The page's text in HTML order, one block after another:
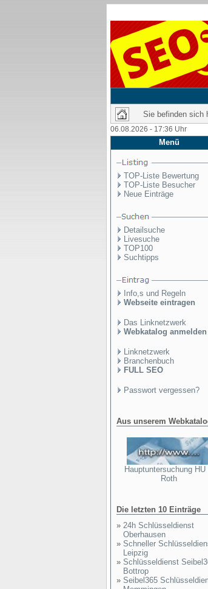
Sie befinden sich
06.08.2026 - 17:36 Uhr
Menü
TOP-Liste Bewertung
TOP-Liste Besucher
Neue Einträge
Detailsuche
Livesuche
TOP100
Suchtipps
Info,s und Regeln
Webseite eintragen
Das Linknetzwerk
Webkatalog anmelden
Linknetzwerk
Branchenbuch
FULL SEO
Passwort vergessen?
Aus unserem
Hauptuntersuchung HU
Roth
Die letzten 10 Einträge
» 24h Schlüsseldienst
Oberhausen
» Schneller
Leipzig
» Schlüsseldienst
Bottrop
» Seibel365